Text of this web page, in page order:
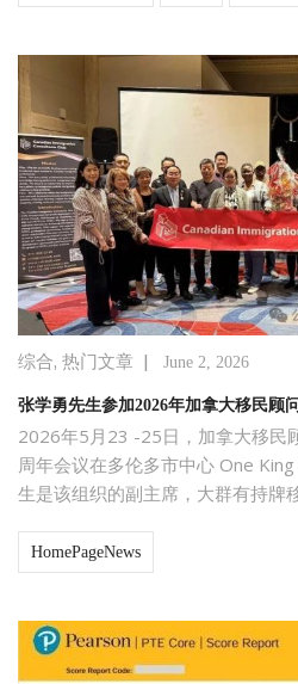
综合, 热门文章 | June 2, 2026
张学勇先生参加2026年加拿大移民顾
2026年5月23 -25日，加拿大移民
周年会议在多伦多市中心 One
生是该组织的副主席，大群有持牌
HomePageNews